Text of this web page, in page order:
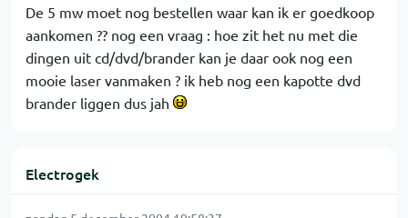
De 5 mw moet nog bestellen waar kan ik er goedkoop
aankomen ?? nog een vraag : hoe zit het nu met die
dingen uit cd/dvd/brander kan je daar ook nog een
mooie laser vanmaken ? ik heb nog een kapotte dvd
brander liggen dus jah
Electrogek